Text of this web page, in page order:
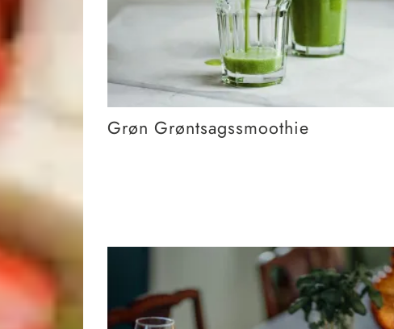
Grøn Grøntsagssmoothie